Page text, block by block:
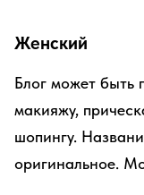
Женский
Блог может быть
макияжу,
шопингу.
оригинальное.